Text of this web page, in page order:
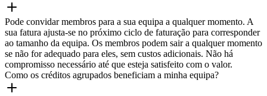
Pode convidar membros para a sua equipa a qualquer momento. A
sua fatura ajusta-se no próximo ciclo de faturação para corresponder
ao tamanho da equipa. Os membros podem sair a qualquer momento
se não for adequado para eles, sem custos adicionais. Não há
compromisso necessário até que esteja satisfeito com o valor.
Como os créditos agrupados beneficiam a minha equipa?